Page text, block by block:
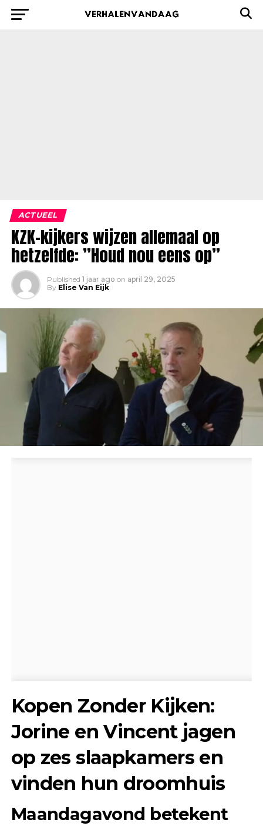
ACTUEEL
KZK-kijkers wijzen allemaal op
hetzelfde: ”Houd nou eens op”
Published 1 jaar ago on april 29, 2025
By Elise Van Eijk
Kopen Zonder Kijken:
Jorine en Vincent jagen
op zes slaapkamers en
vinden hun droomhuis
Maandagavond betekent